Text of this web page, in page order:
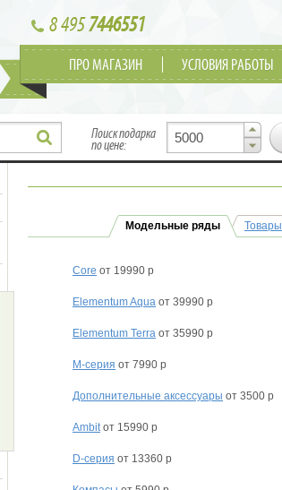
8 4957446551
ПРО МАГАЗИН УСЛОВИЯ РАБОТЫ
Поиск подарка
по цене:
Модельные ряды Товары
Core от 19990 р
Elementum Aqua от 39990 р
Elementum Terra от 35990 р
M-серия от 7990 р
Дополнительные аксессуары от 3500 р
Ambit от 15990 р
D-серия от 13360 р